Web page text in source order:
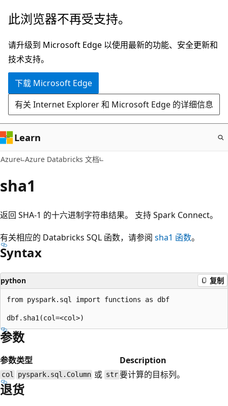
跳
主
要
内
此浏览器不再受支持。
请升级到 Microsoft Edge 以使用最新的功能、安全更新和
技术支持。
下载 Microsoft Edge
有关 Internet Explorer 和 Microsoft Edge 的详细信息
Learn
Azure Azure Databricks 文档
sha1
返回 SHA-1 的十六进制字符串结果。 支持 Spark Connect。
有关相应的 Databricks SQL 函数，请参阅 sha1 函数。
Syntax
python 复制
from pyspark.sql import functions as dbf
参数
参数类型 Description
col pyspark.sql.Column 或 str要计算的目标列。
退货